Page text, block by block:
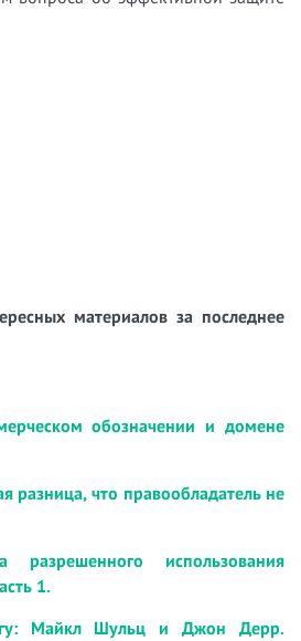
материалов за последнее
обозначении и домене
разница, что правообладатель не
разрешенного использования
1.
Майкл Шульц и Джон Дерр.